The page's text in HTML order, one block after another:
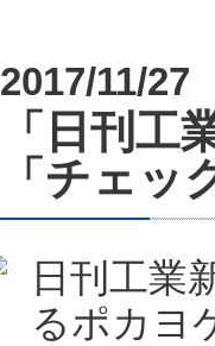
2017/11/27
「日刊工
「チェッ
日刊工業
るポカヨ